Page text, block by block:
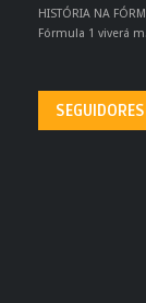
HISTÓRIA NA
Fórmula 1 viverá
SEGUIDORES